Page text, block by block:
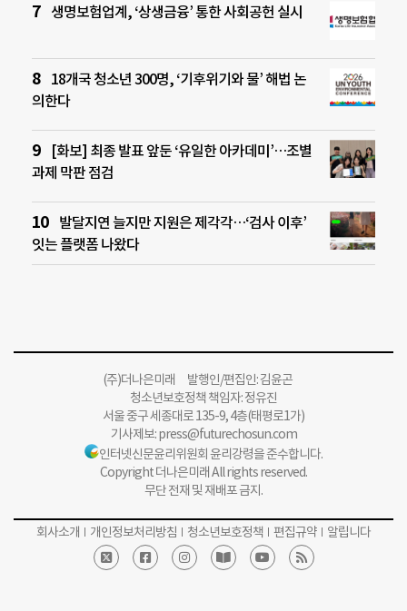
생명보험업계, ‘상생금융’ 통한 사회공헌 실시
18개국 청소년 300명, ‘기후위기와 물’ 해법 논
의한다
[화보] 최종 발표 앞둔 ‘유일한 아카데미’…조별
과제 막판 점검
발달지연 늘지만 지원은 제각각…‘검사 이후’
잇는 플랫폼 나왔다
(주)더나은미래 발행인/편집인: 김윤곤
청소년보호정책 책임자: 정유진
서울 중구 세종대로 135-9, 4층(태평로1가)
기사제보:press@futurechosun.com
인터넷신문윤리위원회 윤리강령을 준수합니다.
Copyright 더나은미래 All rights reserved.
무단 전재 및 재배포 금지.
회사소개 개인정보처리방침 청소년보호정책 편집규약 알립니다